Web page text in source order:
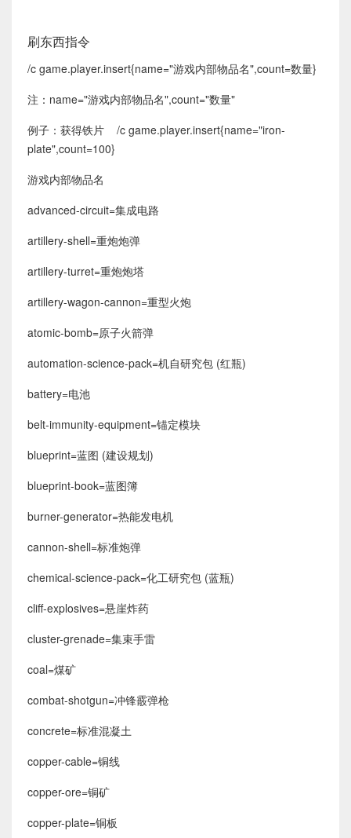
刷东西指令
/c game.player.insert{name="游戏内部物品名",count=数量}
注：name="游戏内部物品名",count="数量"
例子：获得铁片 /c game.player.insert{name="iron-
plate",count=100}
游戏内部物品名
advanced-circuit=集成电路
artillery-shell=重炮炮弹
artillery-turret=重炮炮塔
artillery-wagon-cannon=重型火炮
atomic-bomb=原子火箭弹
automation-science-pack=机自研究包 (红瓶)
battery=电池
belt-immunity-equipment=锚定模块
blueprint=蓝图 (建设规划)
blueprint-book=蓝图簿
burner-generator=热能发电机
cannon-shell=标准炮弹
chemical-science-pack=化工研究包 (蓝瓶)
cliff-explosives=悬崖炸药
cluster-grenade=集束手雷
coal=煤矿
combat-shotgun=冲锋霰弹枪
concrete=标准混凝土
copper-cable=铜线
copper-ore=铜矿
copper-plate=铜板